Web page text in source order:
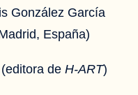
González García
España)
(editora deH-ART)